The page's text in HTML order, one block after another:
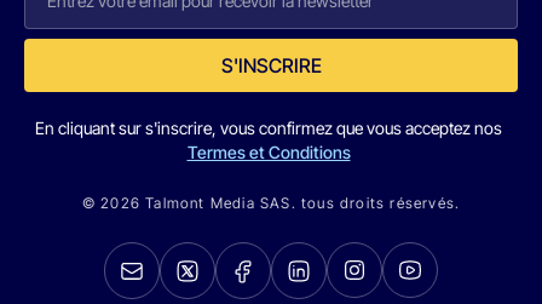
S'INSCRIRE
En cliquant sur s'inscrire, vous confirmez que vous acceptez nos
Termes et Conditions
© 2026 Talmont Media SAS. tous droits réservés.